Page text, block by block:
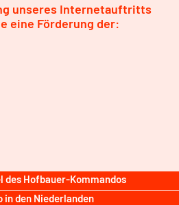
unseres Internetauftritts
eine Förderung der:
des Hofbauer-Kommandos
den Niederlanden